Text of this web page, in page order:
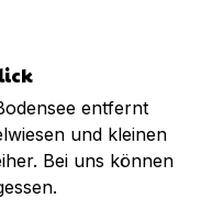
entfernt
und kleinen
Bei uns können